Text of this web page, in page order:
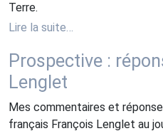
Terre.
Lire la suite…
Prospective :
Lenglet
Mes commentaires et
français François Lenglet au